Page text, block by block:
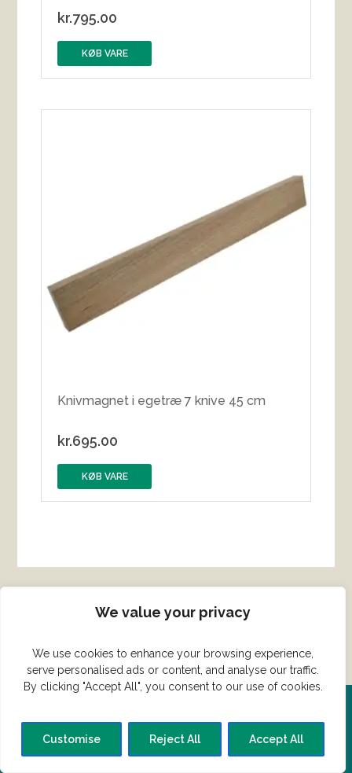
We value your privacy
We use cookies to enhance your browsing experience,
serve personalised ads or content, and analyse our traffic.
By clicking "Accept All", you consent to our use of cookies.
Customise Reject All Accept All
kr.795.00
KØB VARE
Knivmagnet i egetræ 7 knive 45 cm
kr.695.00
KØB VARE
Del din ret her!